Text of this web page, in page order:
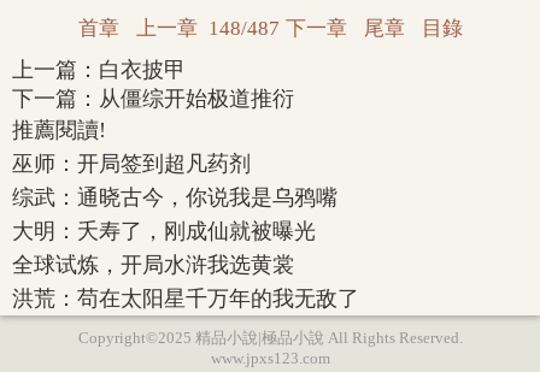
首章 上一章 148/487 下一章 尾章 目錄
上一篇： 白衣披甲
下一篇： 从僵综开始极道推衍
推薦閱讀!
巫师：开局签到超凡药剂
综武：通晓古今，你说我是乌鸦嘴
大明：夭寿了，刚成仙就被曝光
全球试炼，开局水浒我选黄裳
洪荒：苟在太阳星千万年的我无敌了
Copyright©2025 精品小說|極品小說 All Rights Reserved.
www.jpxs123.com